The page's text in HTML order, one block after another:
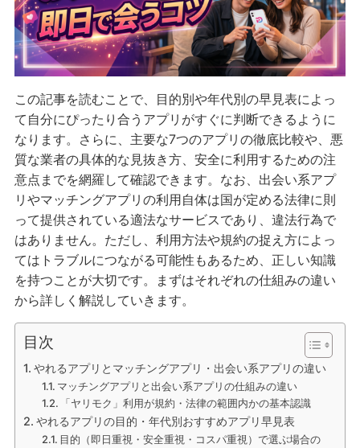
この記事を読むことで、目的別や年代別の早見表によっ
て自分にぴったり合うアプリがすぐに判断できるように
なります。さらに、主要な7つのアプリの徹底比較や、悪
質な業者の具体的な見抜き方、安全に利用するための注
意点までを網羅して確認できます。なお、出会い系アプ
リやマッチングアプリの利用自体は国が定める法律に則
って提供されている適法なサービスであり、違法行為で
はありません。ただし、利用方法や規約の捉え方によっ
てはトラブルにつながる可能性もあるため、正しい知識
を持つことが大切です。まずはそれぞれの仕組みの違い
から詳しく解説していきます。
目次
やれるアプリとマッチングアプリ・出会い系アプリの違い
マッチングアプリと出会い系アプリの仕組みの違い
「ヤリモク」利用が規約・法律の範囲内かの基本認識
やれるアプリの目的・年代別おすすめアプリ早見表
目的（即日重視・安全重視・コスパ重視）で選ぶ場合の